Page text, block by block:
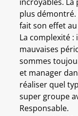
plus démontré.
fait son effet
La complexité :
mauvaises
sommes
et manager
réaliser quel
super groupe
Responsable.